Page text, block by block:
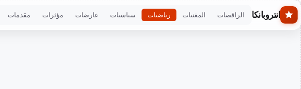
Skip to main content
انتروبانكا الراقصات المغنيات رياضيات سياسيات عارضات مؤثرات مقدمات